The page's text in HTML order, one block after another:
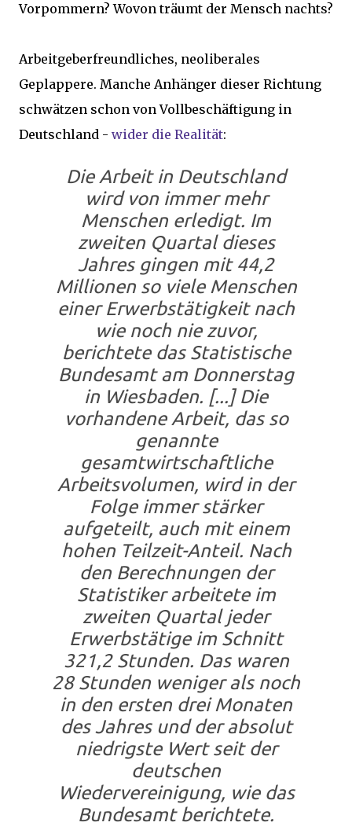
Vorpommern? Wovon träumt der Mensch nachts?
Arbeitgeberfreundliches, neoliberales
Geplappere. Manche Anhänger dieser Richtung
schwätzen schon von Vollbeschäftigung in
Deutschland - wider die Realität:
Die Arbeit in Deutschland
wird von immer mehr
Menschen erledigt. Im
zweiten Quartal dieses
Jahres gingen mit 44,2
Millionen so viele Menschen
einer Erwerbstätigkeit nach
wie noch nie zuvor,
berichtete das Statistische
Bundesamt am Donnerstag
in Wiesbaden. [...] Die
vorhandene Arbeit, das so
genannte
gesamtwirtschaftliche
Arbeitsvolumen, wird in der
Folge immer stärker
aufgeteilt, auch mit einem
hohen Teilzeit-Anteil. Nach
den Berechnungen der
Statistiker arbeitete im
zweiten Quartal jeder
Erwerbstätige im Schnitt
321,2 Stunden. Das waren
28 Stunden weniger als noch
in den ersten drei Monaten
des Jahres und der absolut
niedrigste Wert seit der
deutschen
Wiedervereinigung, wie das
Bundesamt berichtete.